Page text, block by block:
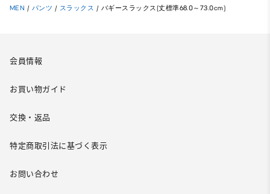
MEN / パンツ / スラックス / バギースラックス(丈標準68.0～73.0cm)
会員情報
お買い物ガイド
交換・返品
特定商取引法に基づく表示
お問い合わせ